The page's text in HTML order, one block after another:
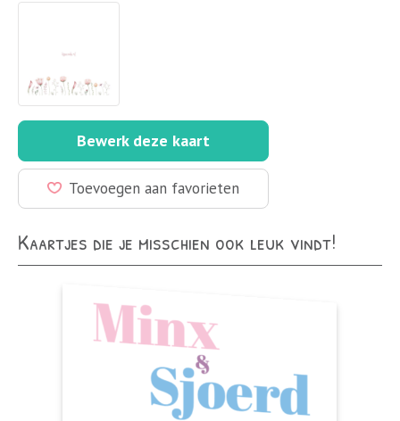
Bewerk deze kaart
Toevoegen aan favorieten
Kaartjes die je misschien ook leuk vindt!